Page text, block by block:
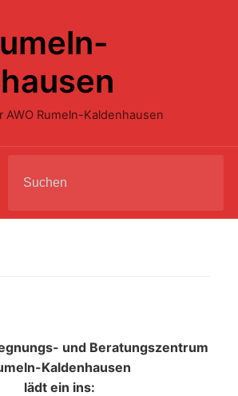
AWO Rumeln-Kaldenhausen
for:
und Beratungszentrum
Kaldenhausen
lädt ein ins: